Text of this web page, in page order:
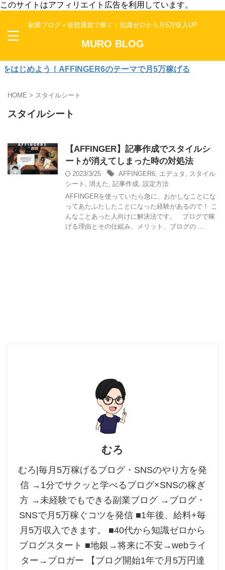
このサイトはアフィリエイト広告を利用しています。
副業ブログ＋仮想通貨で稼ぐ｜知識ゼロから月5万収入UP
MURO BLOG
じめよう！AFFINGER6のテーマで月5万稼げる
HOME > スタイルシート
スタイルシート
【AFFINGER】記事作成でスタイルシ
ートが消えてしまった時の対処法
2023/3/25 AFFINGER6, エデュタ , スタイル
シート , 消えた , 記事作成, 設定方法
AFFINGERを使っていたら急に、おかしなことにな
ってあたふたしたことになった経験があるので！ こ
んなことあった人向けに解決法です。 ブログで稼
げる理由とその仕組み、メリット、ブログの ...
むろ
むろ|毎月5万稼げるブログ・SNSのやり方を発
信 →1分でサクッと学べるブログ×SNSの稼ぎ
方 →未経験でもできる副業ブログ →ブログ・
SNSで月5万稼ぐコツを発信 ■1年後、給料+毎
月5万収入できます。 ■40代から知識ゼロから
ブログスタート ■地銀→将来に不安→webライ
ター→ブロガー 【ブログ開始1年で月5万円達